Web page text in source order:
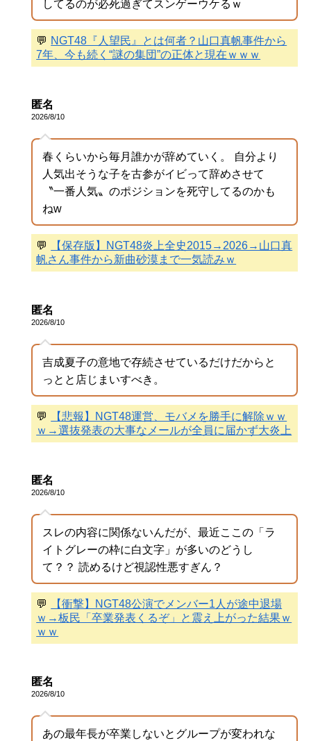
してるのが必死過ぎてスンゲーウケるｗ
💬 NGT48『人望民』とは何者？山口真帆事件から
7年、今も続く“謎の集団”の正体と現在ｗｗｗ
匿名
2026/8/10
春くらいから毎月誰かが辞めていく。 自分より
人気出そうな子を古参がイビって辞めさせて
〝一番人気〟のポジションを死守してるのかも
ねw
💬
【保存版】NGT48炎上全史2015→2026→山口真
帆さん事件から新曲砂漠まで一気読みｗ
匿名
2026/8/10
吉成夏子の意地で存続させているだけだからと
っとと店じまいすべき。
💬
【悲報】NGT48運営、モバメを勝手に解除ｗｗ
ｗ→選抜発表の大事なメールが全員に届かず大炎上
匿名
2026/8/10
スレの内容に関係ないんだが、最近ここの「ラ
イトグレーの枠に白文字」が多いのどうし
て？？ 読めるけど視認性悪すぎん？
💬
【衝撃】NGT48公演でメンバー1人が途中退場
ｗ→板民「卒業発表くるぞ」と震え上がった結果ｗ
ｗｗ
匿名
2026/8/10
あの最年長が卒業しないとグループが変われな